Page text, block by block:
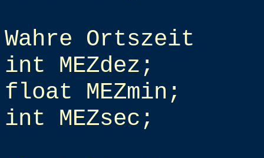
Wahre Ortszeit
int MEZdez;
float MEZmin;
int MEZsec;